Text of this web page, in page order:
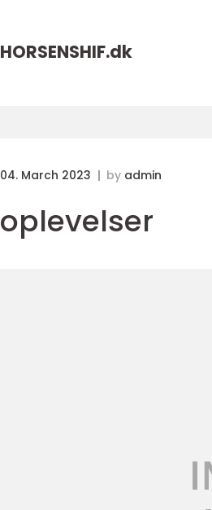
HORSENSHIF.dk
04. March 2023 by admin
oplevelser